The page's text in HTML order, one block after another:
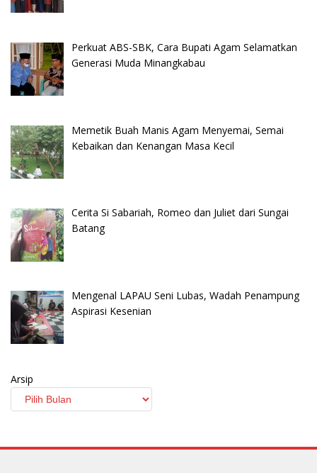
Perkuat ABS-SBK, Cara Bupati Agam Selamatkan
Generasi Muda Minangkabau
Memetik Buah Manis Agam Menyemai, Semai
Kebaikan dan Kenangan Masa Kecil
Cerita Si Sabariah, Romeo dan Juliet dari Sungai
Batang
Mengenal LAPAU Seni Lubas, Wadah Penampung
Aspirasi Kesenian
Arsip